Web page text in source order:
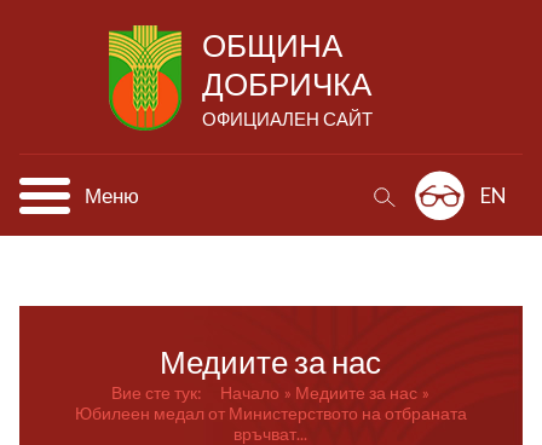
ОБЩИНА
ДОБРИЧКА
ОФИЦИАЛЕН САЙТ
Меню EN
Медиите за нас
Вие сте тук: Начало
Медиите за нас
Юбилеен медал от Министерството на отбраната
връчват...